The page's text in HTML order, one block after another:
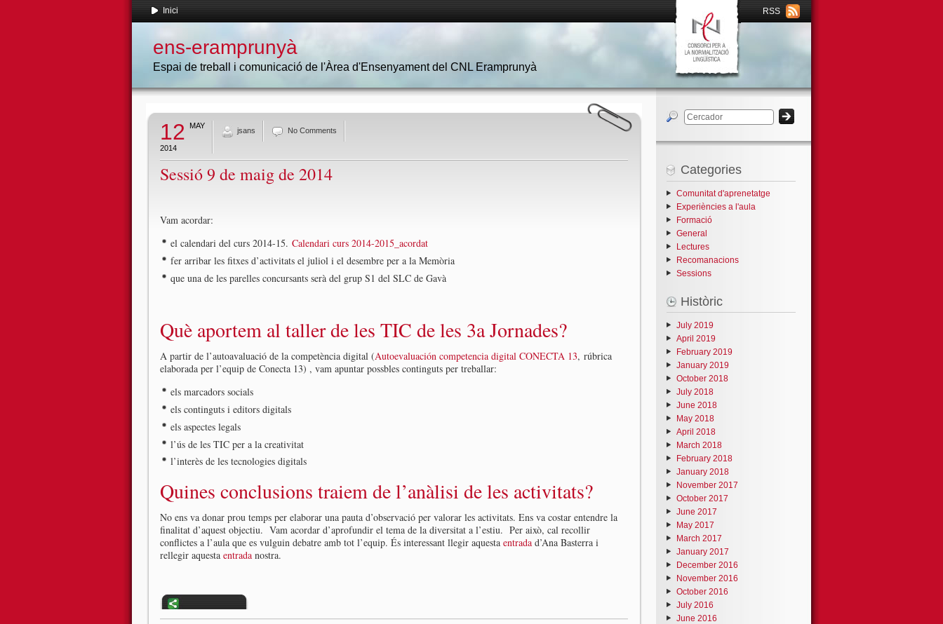
RSS
Inici
ens-eramprunyà
Espai de treball i comunicació de l'Àrea d'Ensenyament del CNL Eramprunyà
12 MAY
2014
jsans No Comments
Sessió 9 de maig de 2014
Vam acordar:
el calendari del curs 2014-15. Calendari curs 2014-2015_acordat
fer arribar les fitxes d’activitats el juliol i el desembre per a la Memòria
que una de les parelles concursants serà del grup S1 del SLC de Gavà
Què aportem al taller de les TIC de les 3a Jornades?
A partir de l’autoavaluació de la competència digital (Autoevaluación competencia digital CONECTA 13, rúbrica
elaborada per l’equip de Conecta 13) , vam apuntar possbles continguts per treballar:
els marcadors socials
els continguts i editors digitals
els aspectes legals
l’ús de les TIC per a la creativitat
l’interès de les tecnologies digitals
Quines conclusions traiem de l’anàlisi de les activitats?
No ens va donar prou temps per elaborar una pauta d’observació per valorar les activitats. Ens va costar entendre la
finalitat d’aquest objectiu. Vam acordar d’aprofundir el tema de la diversitat a l’estiu. Per això, cal recollir
conflictes a l’aula que es vulguin debatre amb tot l’equip. És interessant llegir aquesta entrada d’Ana Basterra i
rellegir aquesta entrada nostra.
Categories
Comunitat d'aprenetatge
Experiències a l'aula
Formació
General
Lectures
Recomanacions
Sessions
Històric
July 2019
April 2019
February 2019
January 2019
October 2018
July 2018
June 2018
May 2018
April 2018
March 2018
February 2018
January 2018
November 2017
October 2017
June 2017
May 2017
March 2017
January 2017
December 2016
November 2016
October 2016
July 2016
June 2016